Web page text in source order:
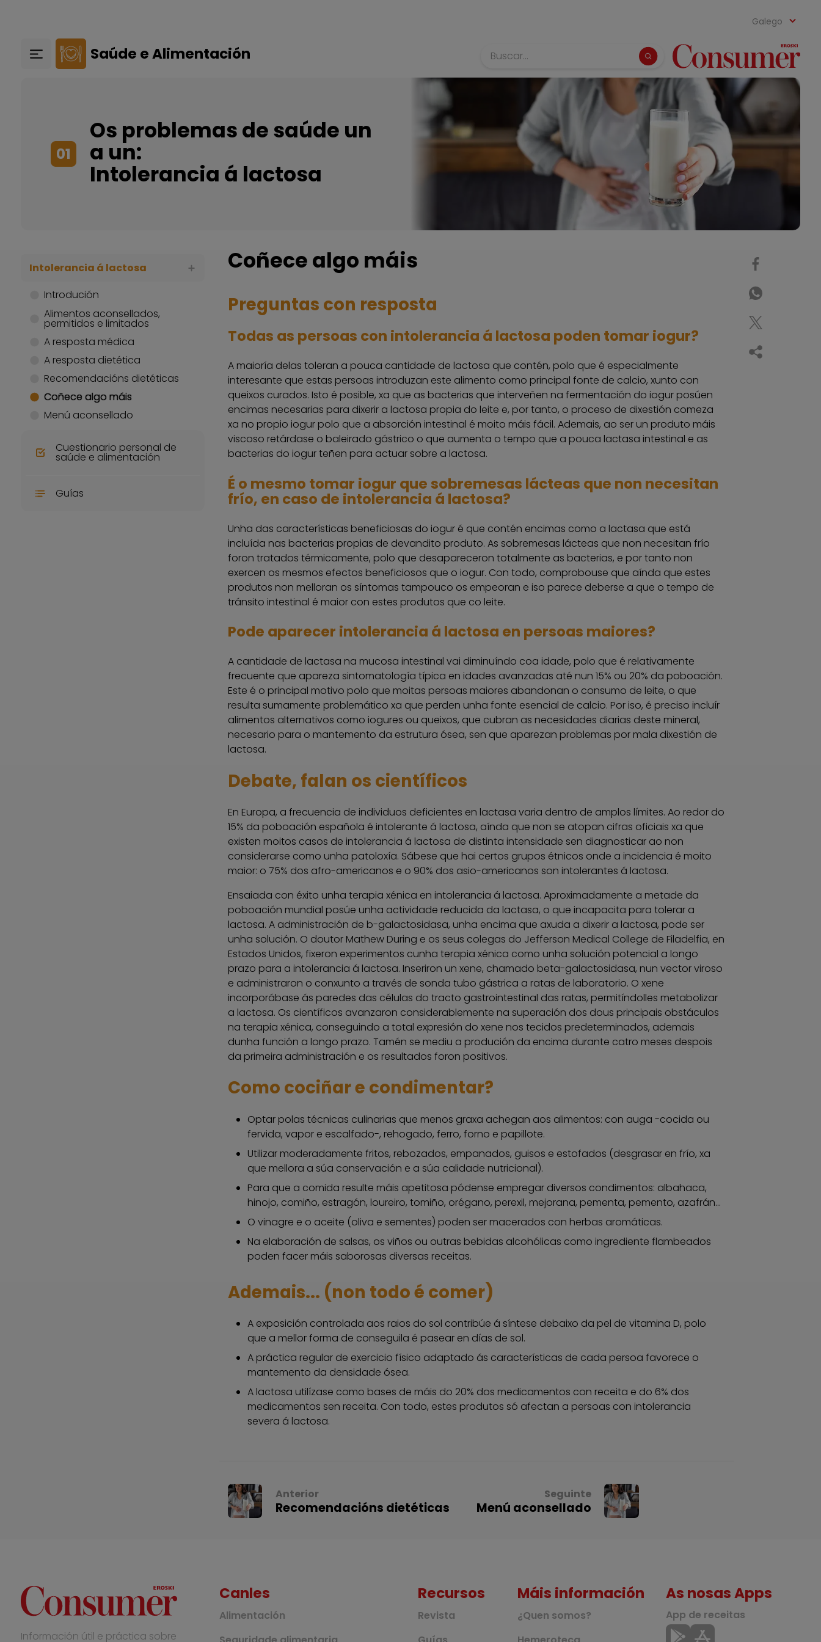
Galego
Saúde e Alimentación Búsqueda
01
Os problemas de saúde un
a un:
Intolerancia á lactosa
Intolerancia á lactosa
Introdución
Alimentos aconsellados,
permitidos e limitados
A resposta médica
A resposta dietética
Recomendacións dietéticas
Coñece algo máis
Menú aconsellado
Cuestionario personal de
saúde e alimentación
Guías
Coñece algo máis
Preguntas con resposta
Todas as persoas con intolerancia á lactosa poden tomar iogur?
A maioría delas toleran a pouca cantidade de lactosa que contén, polo que é especialmente
interesante que estas persoas introduzan este alimento como principal fonte de calcio, xunto con
queixos curados. Isto é posible, xa que as bacterias que interveñen na fermentación do iogur posúen
encimas necesarias para dixerir a lactosa propia do leite e, por tanto, o proceso de dixestión comeza
xa no propio iogur polo que a absorción intestinal é moito máis fácil. Ademais, ao ser un produto máis
viscoso retárdase o baleirado gástrico o que aumenta o tempo que a pouca lactasa intestinal e as
bacterias do iogur teñen para actuar sobre a lactosa.
É o mesmo tomar iogur que sobremesas lácteas que non necesitan
frío, en caso de intolerancia á lactosa?
Unha das características beneficiosas do iogur é que contén encimas como a lactasa que está
incluída nas bacterias propias de devandito produto. As sobremesas lácteas que non necesitan frío
foron tratados térmicamente, polo que desapareceron totalmente as bacterias, e por tanto non
exercen os mesmos efectos beneficiosos que o iogur. Con todo, comprobouse que aínda que estes
produtos non melloran os síntomas tampouco os empeoran e iso parece deberse a que o tempo de
tránsito intestinal é maior con estes produtos que co leite.
Pode aparecer intolerancia á lactosa en persoas maiores?
A cantidade de lactasa na mucosa intestinal vai diminuíndo coa idade, polo que é relativamente
frecuente que apareza sintomatología típica en idades avanzadas até nun 15% ou 20% da poboación.
Este é o principal motivo polo que moitas persoas maiores abandonan o consumo de leite, o que
resulta sumamente problemático xa que perden unha fonte esencial de calcio. Por iso, é preciso incluír
alimentos alternativos como iogures ou queixos, que cubran as necesidades diarias deste mineral,
necesario para o mantemento da estrutura ósea, sen que aparezan problemas por mala dixestión de
lactosa.
Debate, falan os científicos
En Europa, a frecuencia de individuos deficientes en lactasa varia dentro de amplos límites. Ao redor do
15% da poboación española é intolerante á lactosa, aínda que non se atopan cifras oficiais xa que
existen moitos casos de intolerancia á lactosa de distinta intensidade sen diagnosticar ao non
considerarse como unha patoloxía. Sábese que hai certos grupos étnicos onde a incidencia é moito
maior: o 75% dos afro-americanos e o 90% dos asio-americanos son intolerantes á lactosa.
Ensaiada con éxito unha terapia xénica en intolerancia á lactosa. Aproximadamente a metade da
poboación mundial posúe unha actividade reducida da lactasa, o que incapacita para tolerar a
lactosa. A administración de b-galactosidasa, unha encima que axuda a dixerir a lactosa, pode ser
unha solución. O doutor Mathew During e os seus colegas do Jefferson Medical College de Filadelfia, en
Estados Unidos, fixeron experimentos cunha terapia xénica como unha solución potencial a longo
prazo para a intolerancia á lactosa. Inseriron un xene, chamado beta-galactosidasa, nun vector viroso
e administraron o conxunto a través de sonda tubo gástrica a ratas de laboratorio. O xene
incorporábase ás paredes das células do tracto gastrointestinal das ratas, permitíndolles metabolizar
a lactosa. Os científicos avanzaron considerablemente na superación dos dous principais obstáculos
na terapia xénica, conseguindo a total expresión do xene nos tecidos predeterminados, ademais
dunha función a longo prazo. Tamén se mediu a produción da encima durante catro meses despois
da primeira administración e os resultados foron positivos.
Como cociñar e condimentar?
Optar polas técnicas culinarias que menos graxa achegan aos alimentos: con auga -cocida ou
fervida, vapor e escalfado-, rehogado, ferro, forno e papillote.
Utilizar moderadamente fritos, rebozados, empanados, guisos e estofados (desgrasar en frío, xa
que mellora a súa conservación e a súa calidade nutricional).
Para que a comida resulte máis apetitosa pódense empregar diversos condimentos: albahaca,
hinojo, comiño, estragón, loureiro, tomiño, orégano, perexil, mejorana, pementa, pemento, azafrán...
O vinagre e o aceite (oliva e sementes) poden ser macerados con herbas aromáticas.
Na elaboración de salsas, os viños ou outras bebidas alcohólicas como ingrediente flambeados
poden facer máis saborosas diversas receitas.
Ademais... (non todo é comer)
A exposición controlada aos raios do sol contribúe á síntese debaixo da pel de vitamina D, polo
que a mellor forma de conseguila é pasear en días de sol.
A práctica regular de exercicio físico adaptado ás características de cada persoa favorece o
mantemento da densidade ósea.
A lactosa utilízase como bases de máis do 20% dos medicamentos con receita e do 6% dos
medicamentos sen receita. Con todo, estes produtos só afectan a persoas con intolerancia
severa á lactosa.
Anterior
Recomendacións dietéticas
Seguinte
Menú aconsellado
Información útil e práctica sobre
Canles
Alimentación
Recursos
Revista
Máis información
¿Quen somos?
As nosas Apps
App de receitas